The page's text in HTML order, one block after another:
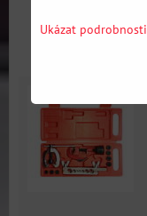
Ukázat podrobnosti